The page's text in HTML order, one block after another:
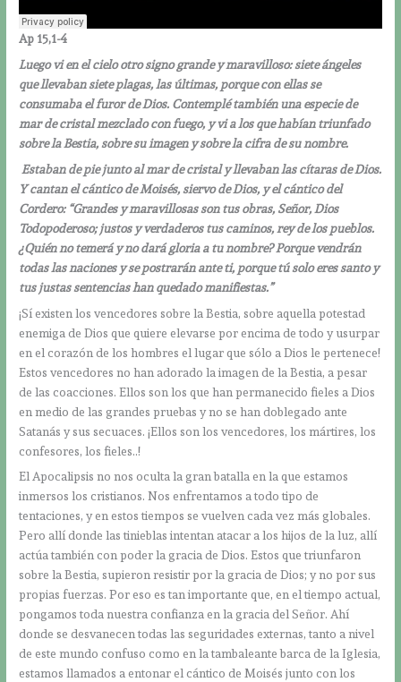
Ap 15,1-4
Luego vi en el cielo otro signo grande y maravilloso: siete ángeles
que llevaban siete plagas, las últimas, porque con ellas se
consumaba el furor de Dios. Contemplé también una especie de
mar de cristal mezclado con fuego, y vi a los que habían triunfado
sobre la Bestia, sobre su imagen y sobre la cifra de su nombre.
Estaban de pie junto al mar de cristal y llevaban las cítaras de Dios.
Y cantan el cántico de Moisés, siervo de Dios, y el cántico del
Cordero: “Grandes y maravillosas son tus obras, Señor, Dios
Todopoderoso; justos y verdaderos tus caminos, rey de los pueblos.
¿Quién no temerá y no dará gloria a tu nombre? Porque vendrán
todas las naciones y se postrarán ante ti, porque tú solo eres santo y
tus justas sentencias han quedado manifiestas.”
¡Sí existen los vencedores sobre la Bestia, sobre aquella potestad
enemiga de Dios que quiere elevarse por encima de todo y usurpar
en el corazón de los hombres el lugar que sólo a Dios le pertenece!
Estos vencedores no han adorado la imagen de la Bestia, a pesar
de las coacciones. Ellos son los que han permanecido fieles a Dios
en medio de las grandes pruebas y no se han doblegado ante
Satanás y sus secuaces. ¡Ellos son los vencedores, los mártires, los
confesores, los fieles..!
El Apocalipsis no nos oculta la gran batalla en la que estamos
inmersos los cristianos. Nos enfrentamos a todo tipo de
tentaciones, y en estos tiempos se vuelven cada vez más globales.
Pero allí donde las tinieblas intentan atacar a los hijos de la luz, allí
actúa también con poder la gracia de Dios. Estos que triunfaron
sobre la Bestia, supieron resistir por la gracia de Dios; y no por sus
propias fuerzas. Por eso es tan importante que, en el tiempo actual,
pongamos toda nuestra confianza en la gracia del Señor. Ahí
donde se desvanecen todas las seguridades externas, tanto a nivel
de este mundo confuso como en la tambaleante barca de la Iglesia,
estamos llamados a entonar el cántico de Moisés junto con los